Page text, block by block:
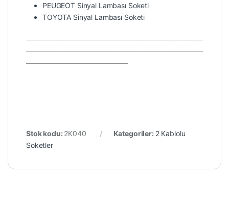
PEUGEOT Sinyal Lambası Soketi
TOYOTA Sinyal Lambası Soketi
Stok kodu: 2K040 Kategoriler: 2 Kablolu
Soketler